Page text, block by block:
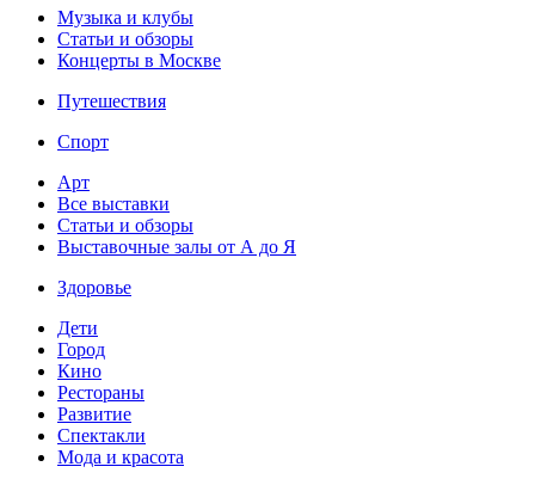
Музыка и клубы
Статьи и обзоры
Концерты в Москве
Путешествия
Спорт
Арт
Все выставки
Статьи и обзоры
Выставочные залы от А до Я
Здоровье
Дети
Город
Кино
Рестораны
Развитие
Спектакли
Мода и красота